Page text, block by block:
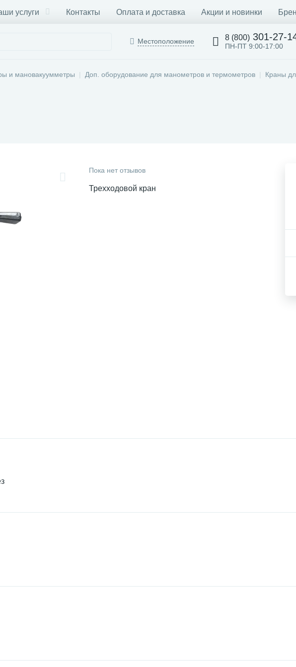
услуги Контакты Оплата и доставка Акции и новинки
Местоположение 8 (800) 301-27-
ПН-ПТ 9:00-17:00
и мановакуумметры Доп. оборудование для манометров и термометров
Краны
Пока нет отзывов
Трехходовой кран